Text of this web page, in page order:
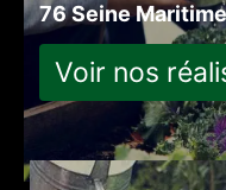
76 Seine Maritime
Voir nos